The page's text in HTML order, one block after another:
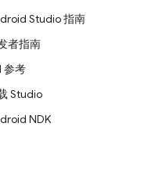
Studio 指南
者指南
参考
Studio
NDK